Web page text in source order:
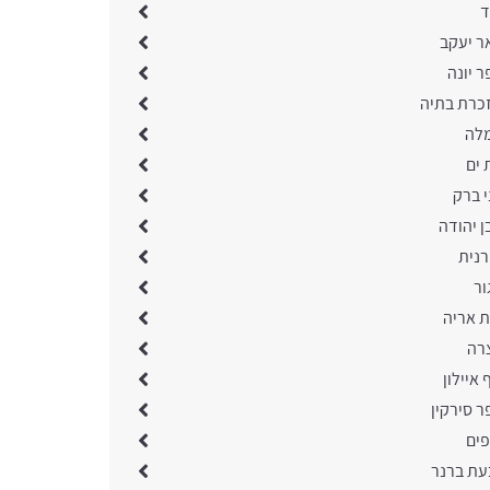
יעקב
יונה
בתיה
ים
ברק
יהודה
אריה
סירקין
ברנר